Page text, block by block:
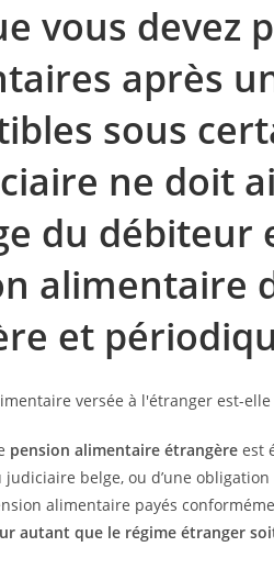
vous devez
après
sous
ne doit
du débiteur
alimentaire
et
pension alimentaire étrangèreest
judiciaire belge, ou d’une
alimentaire payés
autant que le régime étranger